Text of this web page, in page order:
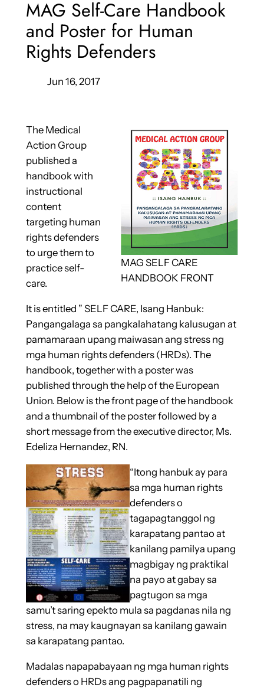
MAG Self-Care Handbook
and Poster for Human
Rights Defenders
Jun 16, 2017
MAG SELF CARE
HANDBOOK FRONT
The Medical
Action Group
published a
handbook with
instructional
content
targeting human
rights defenders
to urge them to
practice self-
care.
It is entitled ” SELF CARE, Isang Hanbuk:
Pangangalaga sa pangkalahatang kalusugan at
pamamaraan upang maiwasan ang stress ng
mga human rights defenders (HRDs). The
handbook, together with a poster was
published through the help of the European
Union. Below is the front page of the handbook
and a thumbnail of the poster followed by a
short message from the executive director, Ms.
Edeliza Hernandez, RN.
“Itong hanbuk ay para
sa mga human rights
defenders o
tagapagtanggol ng
karapatang pantao at
kanilang pamilya upang
magbigay ng praktikal
na payo at gabay sa
pagtugon sa mga
samu’t saring epekto mula sa pagdanas nila ng
stress, na may kaugnayan sa kanilang gawain
sa karapatang pantao.
Madalas napapabayaan ng mga human rights
defenders o HRDs ang pagpapanatili ng